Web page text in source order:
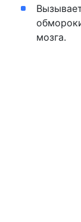
мозга.